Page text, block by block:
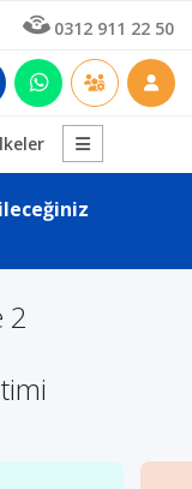
0312 911 22 50
2